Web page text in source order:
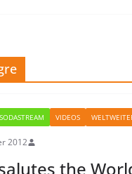
SODASTREAM VIDEOS
2012
the